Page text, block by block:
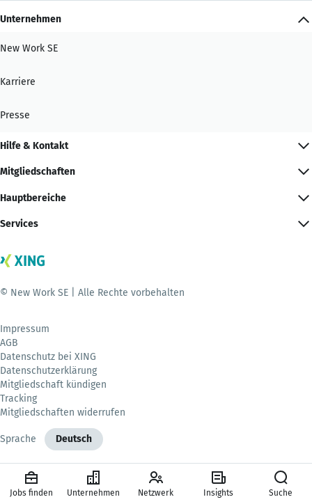
Unternehmen
New Work SE
Karriere
Presse
Hilfe & Kontakt
Mitgliedschaften
Hauptbereiche
Services
© New Work SE | Alle Rechte vorbehalten
Impressum
AGB
Datenschutz bei XING
Datenschutzerklärung
Mitgliedschaft kündigen
Tracking
Mitgliedschaften widerrufen
Sprache Deutsch
Jobs finden Unternehmen Netzwerk Insights Suche